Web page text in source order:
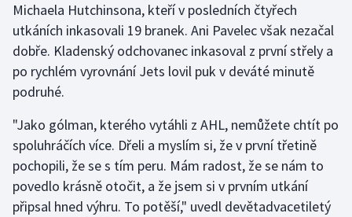
Gymnastika
Házená
Jezdectví
Judo
Krasobruslení
Lezení
Michaela Hutchinsona, kteří v posledních čtyřech
utkáních inkasovali 19 branek. Ani Pavelec však nezačal
dobře. Kladenský odchovanec inkasoval z první střely a
po rychlém vyrovnání Jets lovil puk v deváté minutě
podruhé.
"Jako gólman, kterého vytáhli z AHL, nemůžete chtít po
spoluhráčích více. Dřeli a myslím si, že v první třetině
pochopili, že se s tím peru. Mám radost, že se nám to
povedlo krásně otočit, a že jsem si v prvním utkání
připsal hned výhru. To potěší," uvedl devětadvacetiletý